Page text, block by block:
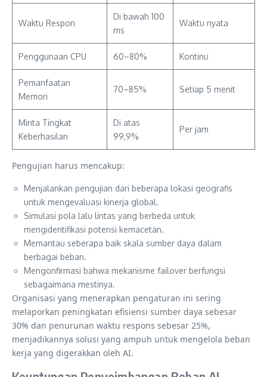
Waktu Respon
Di bawah 100
ms
Waktu nyata
Penggunaan CPU 60–80% Kontinu
Pemanfaatan
Memori
70–85% Setiap 5 menit
Minta Tingkat
Keberhasilan
Di atas
99,9%
Per jam
Pengujian harus mencakup:
Menjalankan pengujian dari beberapa lokasi geografis
untuk mengevaluasi kinerja global.
Simulasi pola lalu lintas yang berbeda untuk
mengidentifikasi potensi kemacetan.
Memantau seberapa baik skala sumber daya dalam
berbagai beban.
Mengonfirmasi bahwa mekanisme failover berfungsi
sebagaimana mestinya.
Organisasi yang menerapkan pengaturan ini sering
melaporkan peningkatan efisiensi sumber daya sebesar
30% dan penurunan waktu respons sebesar 25%,
menjadikannya solusi yang ampuh untuk mengelola beban
kerja yang digerakkan oleh AI.